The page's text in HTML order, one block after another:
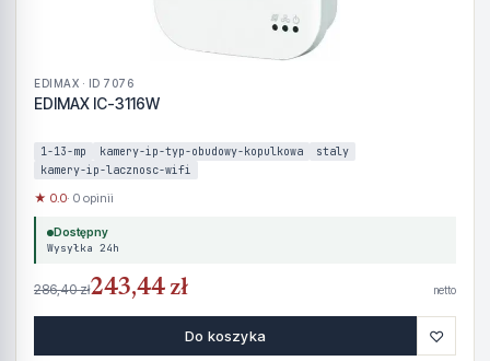
EDIMAX · ID 7076
EDIMAX IC-3116W
1-13-mp kamery-ip-typ-obudowy-kopulkowa
staly
kamery-ip-lacznosc-wifi
★ 0.0· 0 opinii
Dostępny
Wysyłka 24h
286,40 zł243,44 zł netto
Do koszyka ♡